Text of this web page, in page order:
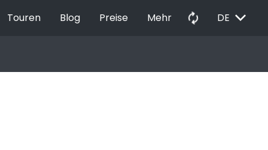
Touren Blog Preise Mehr autorenew DE EXPAND_MORE